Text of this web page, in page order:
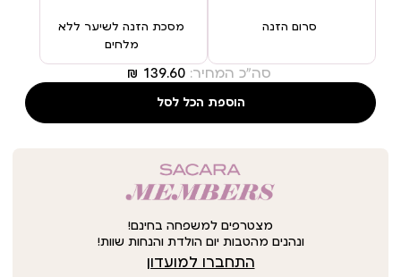
סרום הזנה
מסכת הזנה לשיער ללא
מלחים
סה"כ המחיר:
הוספת הכל לסל
מצטרפים למשפחה בחינם!
ונהנים מהטבות יום הולדת והנחות שוות!
התחברו למועדון